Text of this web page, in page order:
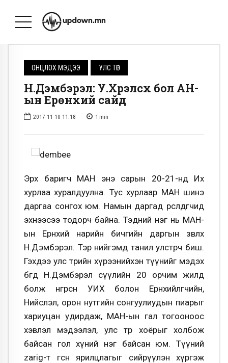
ОНЦЛОХ МЭДЭЭ УЛС ТӨР
Н.Дэмбэрэл: У.Хүрэлсүх бол АН-
ын Ерөнхий сайд
2017-11-10 11:18 1 min
Эрх баригч МАН энэ сарын 20-21-нд Их
хурлаа хуралдуулна. Тус хурлаар МАН шинэ
даргаа сонгох юм. Намын даргад өрсөлдөгчид
эхнээсээ тодорч байна. Тэдний нэг нь МАН-
ын Ерөнхий нарийн бичгийн даргын зөвлөх
Н.Дэмбэрэл. Тэр нийгэмд танил улстөрч биш.
Гэхдээ улс төрийн хүрээнийхэн түүнийг мэдэх
бөгөөд Н.Дэмбэрэл сүүлийн 20 орчим жилд
болж өнгөрсөн УИХ болон Ерөнхийлөгчийн,
Нийслэл, орон нутгийн сонгуулиудын пиарыг
хариуцан удирдаж, МАН-ын гал тогооноос
хэвлэл мэдээлэл, улс төр хоёрыг холбож
байсан гол хүний нэг байсан юм. Түүний
zarig-т өгсөн ярилцлагыг сийрүүлэн хүргэж